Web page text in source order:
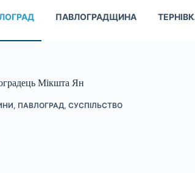
ПАВЛОГРАДЩИНА
Мікшта Ян
, ПАВЛОГРАД, СУСПІЛЬСТВО